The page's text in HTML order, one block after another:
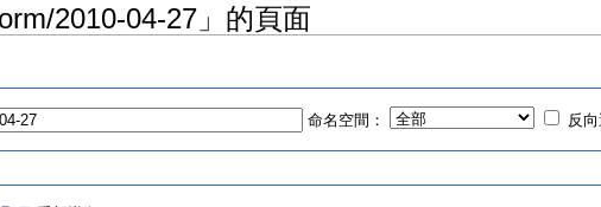
2010-04-27」的頁面
命名空間： 反